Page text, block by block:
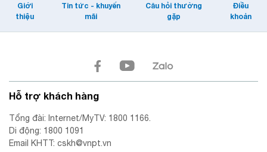
Giới
thiệu
Tin tức - khuyến
mãi
Câu hỏi thường
gặp
Điều
khoản
Hỗ trợ khách hàng
Tổng đài: Internet/MyTV: 1800 1166.
Di động: 1800 1091
Email KHTT: cskh@vnpt.vn